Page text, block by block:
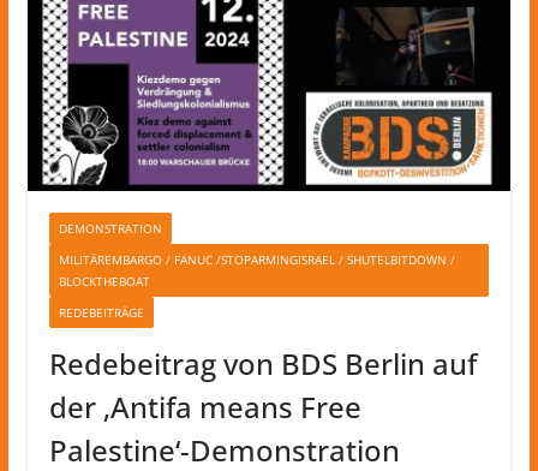
DEMONSTRATION
MILITÄREMBARGO / FANUC /STOPARMINGISRAEL / SHUTELBITDOWN /
BLOCKTHEBOAT
REDEBEITRÄGE
Redebeitrag von BDS Berlin auf
der ‚Antifa means Free
Palestine‘-Demonstration